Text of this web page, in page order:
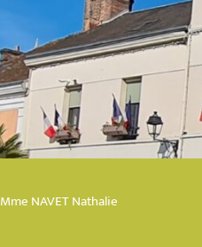
Mme NAVET Nathalie